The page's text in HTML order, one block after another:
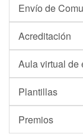
Envío de
Acreditación
Aula virtual de
Plantillas
Premios